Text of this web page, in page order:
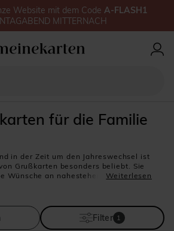
für die Familie
in der Zeit um den Jahreswechsel ist
Grußkarten besonders beliebt. Sie
Wünsche an nahestehende Freunde
Sie dabei begleiten und haben
schöne Kollektion an vielfältigen
zusammengestellt. Wir sind
Weiterlesen
Filter 1
Website mit dem Code A-FLASH1
MITTERNACH